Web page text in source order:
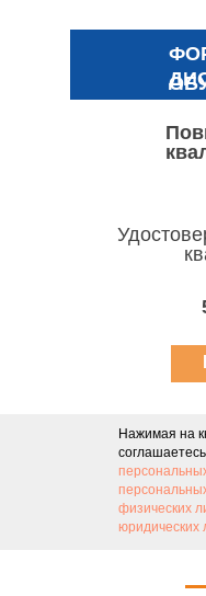
Нажимая на
физических
юридических